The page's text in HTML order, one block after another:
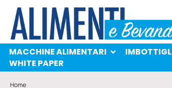
MACCHINE ALIMENTARI
PROTAGONISTI
WHITE PAPER
MACCHINE ALIMENTARI
WHITE PAPER
Home